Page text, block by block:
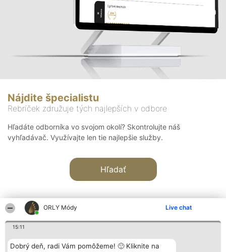
ORLY Módy Live chat
15:11
Dobrý deň, radi Vám pomôžeme! 🙂 Kliknite na
Nájdite špecialistu
Rebríček združuje tých najlepších v odbore
Hľadáte odborníka vo svojom okolí? Skontrolujte náš
vyhľadávač. Využívajte len tie najlepšie služby.
Hľadať
Organizátor hodnotenia
Bright Side Solutions sp. z o.
Hodnotenie
Laureáti
Kontakt
Kontakt